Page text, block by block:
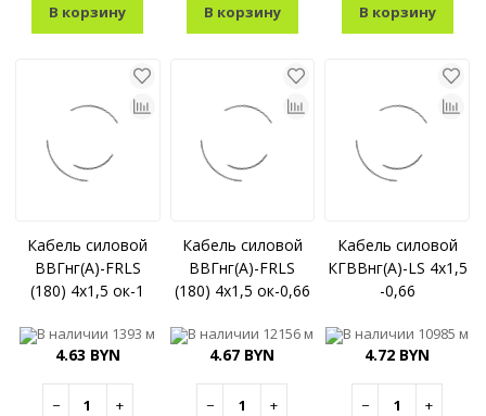
В корзину В корзину В корзину
Кабель силовой
ВВГнг(A)-FRLS
(180) 4x1,5 ок-1
В наличии 1393 м
4.63 BYN
− +
Кабель силовой
ВВГнг(A)-FRLS
(180) 4x1,5 ок-0,66
В наличии 12156 м
4.67 BYN
− +
Кабель силовой
КГВВнг(A)-LS 4x1,5
-0,66
В наличии 10985 м
4.72 BYN
− +